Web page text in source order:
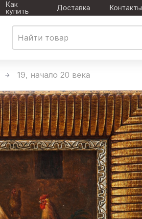
Как
купить
Доставка Контакты
19, начало 20 века